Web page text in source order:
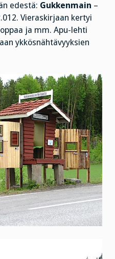
edestä: Gukkenmain –
Vieraskirjaan kertyi
ja mm. Apu-lehti
ykkösnähtävyyksien